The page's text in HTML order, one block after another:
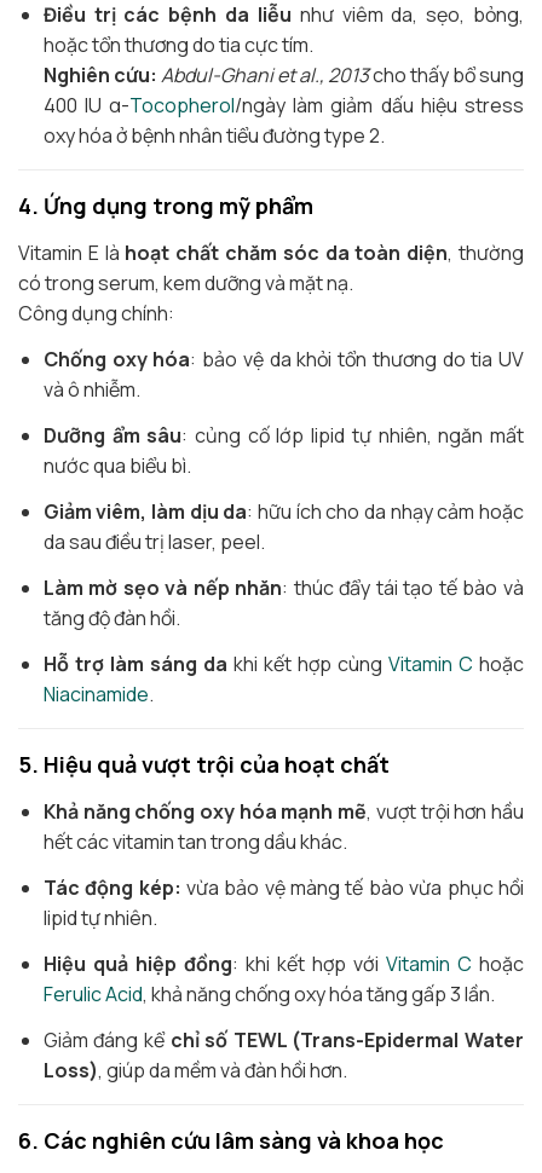
Điều trị các bệnh da liễu như viêm da, sẹo, bỏng,
hoặc tổn thương do tia cực tím.
Nghiên cứu: Abdul-Ghani et al., 2013cho thấy bổ sung
400 IU α-Tocopherol/ngày làm giảm dấu hiệu stress
oxy hóa ở bệnh nhân tiểu đường type 2.
4. Ứng dụng trong mỹ phẩm
Vitamin E là hoạt chất chăm sóc da toàn diện, thường
có trong serum, kem dưỡng và mặt nạ.
Công dụng chính:
Chống oxy hóa: bảo vệ da khỏi tổn thương do tia UV
và ô nhiễm.
Dưỡng ẩm sâu: củng cố lớp lipid tự nhiên, ngăn mất
nước qua biểu bì.
Giảm viêm, làm dịu da: hữu ích cho da nhạy cảm hoặc
da sau điều trị laser, peel.
Làm mờ sẹo và nếp nhăn: thúc đẩy tái tạo tế bào và
tăng độ đàn hồi.
Hỗ trợ làm sáng da khi kết hợp cùng Vitamin C hoặc
Niacinamide.
5. Hiệu quả vượt trội của hoạt chất
Khả năng chống oxy hóa mạnh mẽ, vượt trội hơn hầu
hết các vitamin tan trong dầu khác.
Tác động kép: vừa bảo vệ màng tế bào vừa phục hồi
lipid tự nhiên.
Hiệu quả hiệp đồng: khi kết hợp với Vitamin C hoặc
Ferulic Acid, khả năng chống oxy hóa tăng gấp 3 lần.
Giảm đáng kể chỉ số TEWL (Trans-Epidermal Water
Loss), giúp da mềm và đàn hồi hơn.
6. Các nghiên cứu lâm sàng và khoa học